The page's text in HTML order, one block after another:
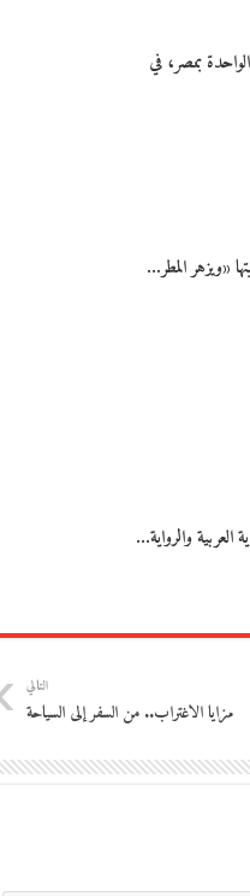
بمصر، في
«ويزهر المطر…
والرواية…
التالي
مزايا الاغتراب.. من السفر إلى السياحة